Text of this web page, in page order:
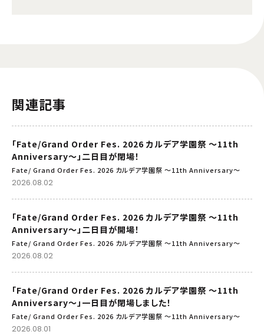
関連記事
「Fate/Grand Order Fes. 2026 カルデア学園祭 ～11th
Anniversary～」二日目が閉場！
Fate/ Grand Order Fes. 2026 カルデア学園祭 ～11th Anniversary～
2026.08.02
「Fate/Grand Order Fes. 2026 カルデア学園祭 ～11th
Anniversary～」二日目が開場！
Fate/ Grand Order Fes. 2026 カルデア学園祭 ～11th Anniversary～
2026.08.02
「Fate/Grand Order Fes. 2026 カルデア学園祭 ～11th
Anniversary～」一日目が閉場しました！
Fate/ Grand Order Fes. 2026 カルデア学園祭 ～11th Anniversary～
2026.08.01